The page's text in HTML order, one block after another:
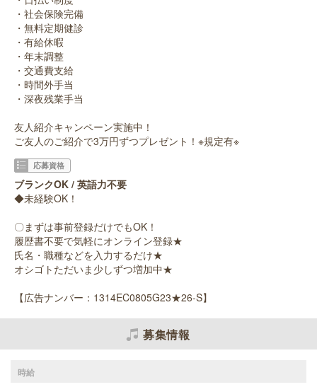
・社会保険完備
・無料定期健診
・有給休暇
・年末調整
・交通費支給
・時間外手当
・深夜残業手当
友人紹介キャンペーン実施中！
ご友人のご紹介で3万円ずつプレゼント！※規定有※
応募資格
ブランクOK / 英語力不要
◆未経験OK！
〇まずは事前登録だけでもOK！
履歴書不要で気軽にオンライン登録★
氏名・職種などを入力するだけ★
オシゴトただいま少しずつ増加中★
【広告ナンバー：1314EC0805G23★26-S】
募集情報
時給